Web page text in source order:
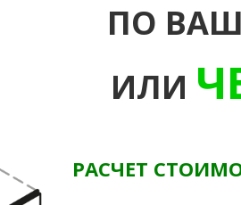
ПО
ИЛИ
РАСЧЕТ